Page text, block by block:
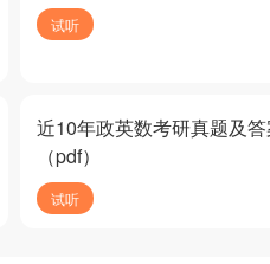
试听
近10年政英数考研真题及
（pdf）
试听